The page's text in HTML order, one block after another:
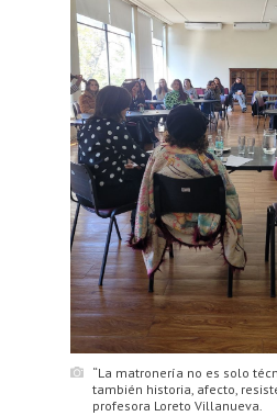
“La matronería no es solo
también historia, afecto,
profesora Loreto Villanueva.